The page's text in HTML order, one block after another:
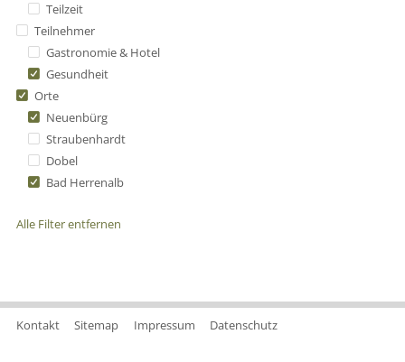
Teilzeit
Teilnehmer
Gastronomie & Hotel
Gesundheit
Orte
Neuenbürg
Straubenhardt
Dobel
Bad Herrenalb
Alle Filter entfernen
Kontakt Sitemap Impressum Datenschutz